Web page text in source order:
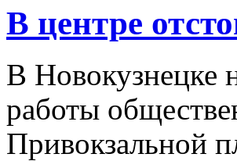
В центре
В Новокузнецке
работы
Привокзальной